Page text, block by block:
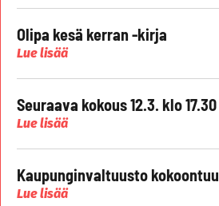
Olipa kesä kerran -kirja
Lue lisää
Seuraava kokous 12.3. klo 17.30
Lue lisää
Kaupunginvaltuusto kokoontuu
Lue lisää